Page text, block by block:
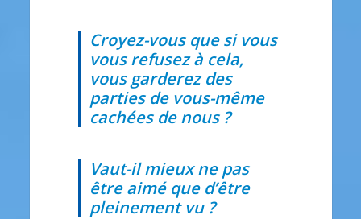
Croyez-vous que si vous
vous refusez à cela,
vous garderez des
parties de vous-même
cachées de nous ?
Vaut-il mieux ne pas
être aimé que d’être
pleinement vu ?